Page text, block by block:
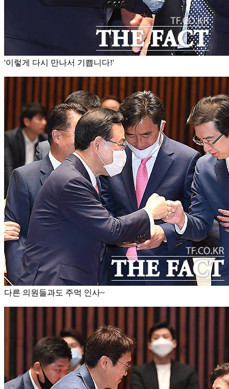
'이렇게 다시 만나서 기쁩니다!'
다른 의원들과도 주먹 인사~